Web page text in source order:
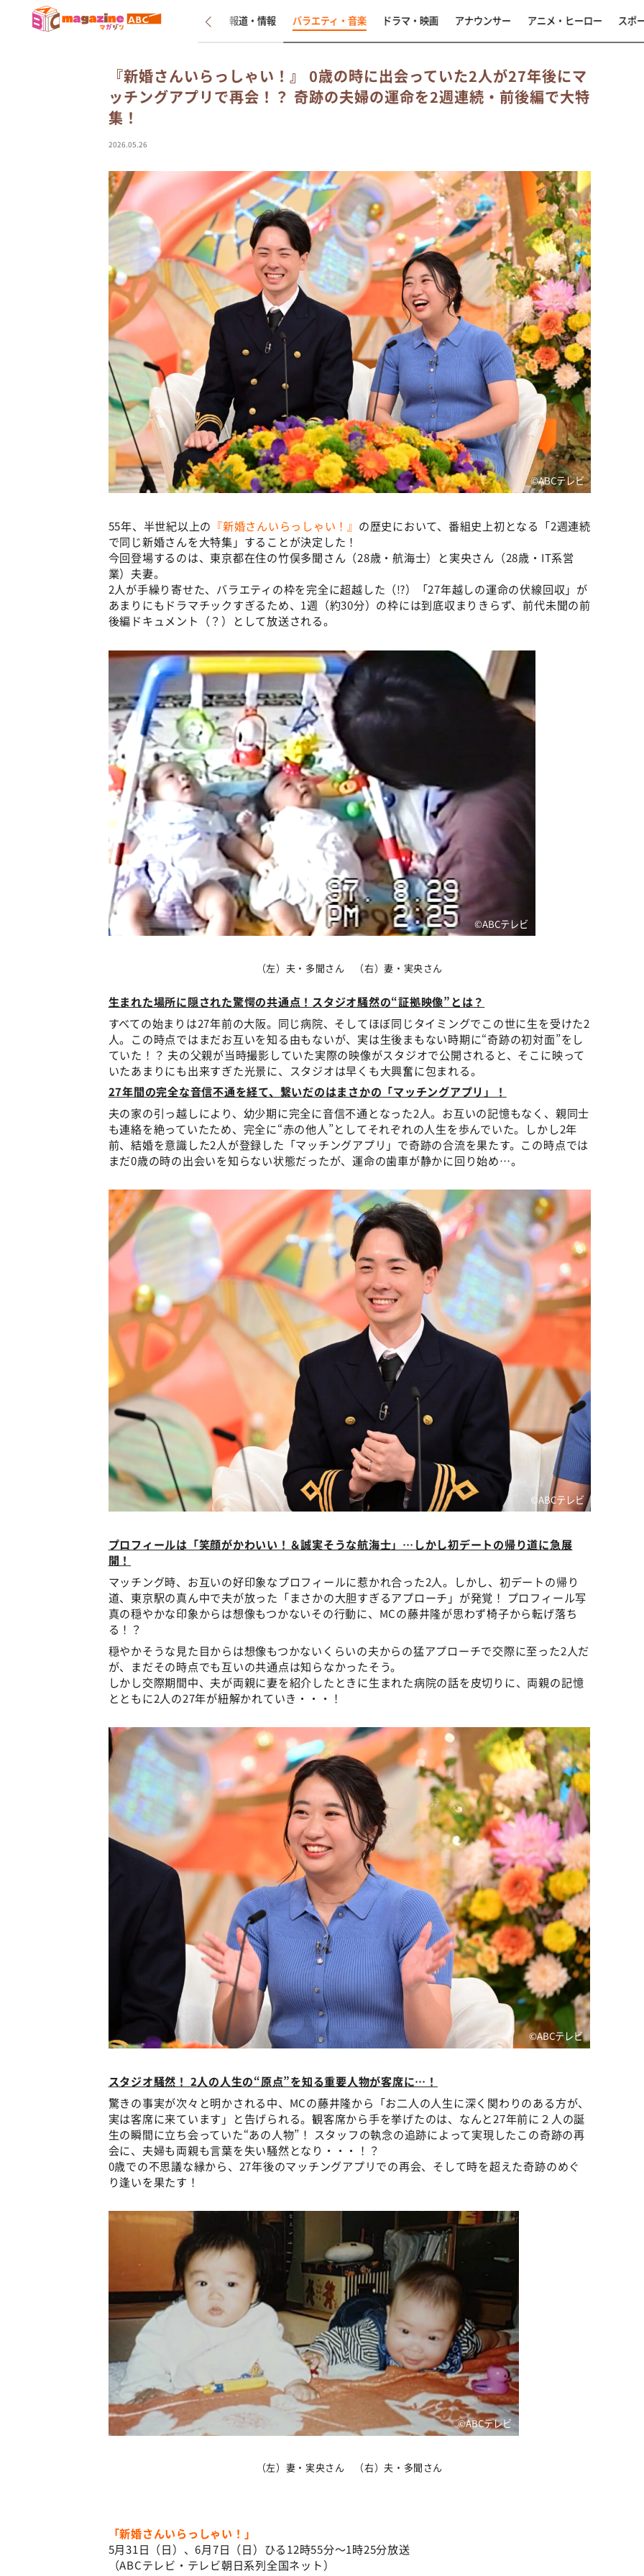
新着 インタビュー 報道・情報 バラエティ・音楽 ドラマ・映画 アナウンサー アニメ・ヒーロー スポ
『新婚さんいらっしゃい！』 0歳の時に出会っていた2人が27年後にマ
ッチングアプリで再会！？ 奇跡の夫婦の運命を2週連続・前後編で大特
集！
2026.05.26
©ABCテレビ
55年、半世紀以上の 『新婚さんいらっしゃい！』 の歴史において、番組史上初となる「2週連続
で同じ新婚さんを大特集」することが決定した！
今回登場するのは、東京都在住の竹俣多聞さん（28歳・航海士）と実央さん（28歳・IT系営
業）夫妻。
2人が手繰り寄せた、バラエティの枠を完全に超越した（⁉）「27年越しの運命の伏線回収」が
あまりにもドラマチックすぎるため、1週（約30分）の枠には到底収まりきらず、前代未聞の前
後編ドキュメント（？）として放送される。
©ABCテレビ
（左）夫・多聞さん （右）妻・実央さん
生まれた場所に隠された驚愕の共通点！スタジオ騒然の“証拠映像”とは？
すべての始まりは27年前の大阪。同じ病院、そしてほぼ同じタイミングでこの世に生を受けた2
人。この時点ではまだお互いを知る由もないが、実は生後まもない時期に“奇跡の初対面”をし
ていた！？ 夫の父親が当時撮影していた実際の映像がスタジオで公開されると、そこに映って
いたあまりにも出来すぎた光景に、スタジオは早くも大興奮に包まれる。
27年間の完全な音信不通を経て、繋いだのはまさかの「マッチングアプリ」！
夫の家の引っ越しにより、幼少期に完全に音信不通となった2人。お互いの記憶もなく、親同士
も連絡を絶っていたため、完全に“赤の他人”としてそれぞれの人生を歩んでいた。しかし2年
前、結婚を意識した2人が登録した「マッチングアプリ」で奇跡の合流を果たす。この時点では
まだ0歳の時の出会いを知らない状態だったが、運命の歯車が静かに回り始め…。
©ABCテレビ
プロフィールは「笑顔がかわいい！＆誠実そうな航海士」…しかし初デートの帰り道に急展
開！
マッチング時、お互いの好印象なプロフィールに惹かれ合った2人。しかし、初デートの帰り
道、東京駅の真ん中で夫が放った「まさかの大胆すぎるアプローチ」が発覚！ プロフィール写
真の穏やかな印象からは想像もつかないその行動に、MCの藤井隆が思わず椅子から転げ落ち
る！？
穏やかそうな見た目からは想像もつかないくらいの夫からの猛アプローチで交際に至った2人だ
が、まだその時点でも互いの共通点は知らなかったそう。
しかし交際期間中、夫が両親に妻を紹介したときに生まれた病院の話を皮切りに、両親の記憶
とともに2人の27年が紐解かれていき・・・！
©ABCテレビ
スタジオ騒然！ 2人の人生の“原点”を知る重要人物が客席に…！
驚きの事実が次々と明かされる中、MCの藤井隆から「お二人の人生に深く関わりのある方が、
実は客席に来ています」と告げられる。観客席から手を挙げたのは、なんと27年前に２人の誕
生の瞬間に立ち会っていた“あの人物”！ スタッフの執念の追跡によって実現したこの奇跡の再
会に、夫婦も両親も言葉を失い騒然となり・・・！？
0歳での不思議な縁から、27年後のマッチングアプリでの再会、そして時を超えた奇跡のめぐ
り逢いを果たす！
©ABCテレビ
（左）妻・実央さん （右）夫・多聞さん
「新婚さんいらっしゃい！」
5月31日（日）、6月7日（日）ひる12時55分～1時25分放送
（ABCテレビ・テレビ朝日系列全国ネット）